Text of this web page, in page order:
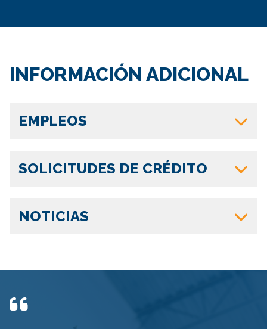
INFORMACIÓN ADICIONAL
EMPLEOS
SOLICITUDES DE CRÉDITO
NOTICIAS